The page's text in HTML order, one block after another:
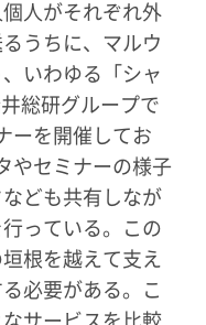
人がそれぞれ外
うちに、マルウ
いわゆる「シャ
総研グループで
ーを開催してお
やセミナーの様子
ども共有しなが
っている。この
根を越えて支え
必要がある。こ